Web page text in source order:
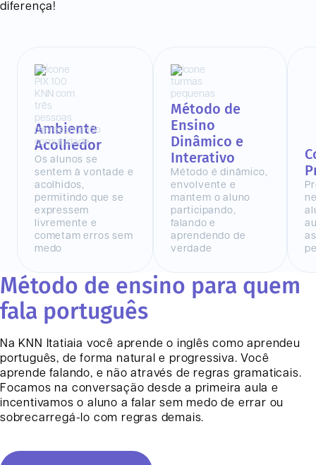
diferença!
Ambiente
Acolhedor
Os alunos se
sentem à vontade e
acolhidos,
permitindo que se
expressem
livremente e
cometam erros sem
medo
Método de
Ensino
Dinâmico e
Interativo
Método é dinâmico,
envolvente e
mantem o aluno
participando,
falando e
aprendendo de
verdade
Método de ensino para quem
fala português
Na KNN Itatiaia você aprende o inglês como aprendeu
português, de forma natural e progressiva. Você
aprende falando, e não através de regras gramaticais.
Focamos na conversação desde a primeira aula e
incentivamos o aluno a falar sem medo de errar ou
sobrecarregá-lo com regras demais.